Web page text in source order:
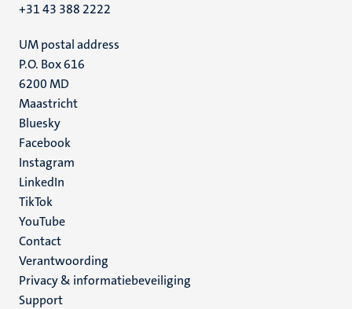
+31 43 388 2222
UM postal address
P.O. Box 616
6200 MD
Maastricht
Social
media
Bluesky
Facebook
Instagram
LinkedIn
TikTok
YouTube
Menu
footer
(NL)
Contact
Verantwoording
Privacy & informatiebeveiliging
Support